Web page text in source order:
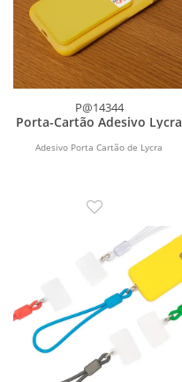
P@14344
Porta-Cartão Adesivo Lycra
Adesivo Porta Cartão de Lycra